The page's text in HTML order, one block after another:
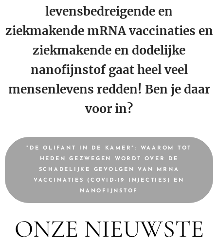
levensbedreigende en
ziekmakende mRNA vaccinaties en
ziekmakende en dodelijke
nanofijnstof gaat heel veel
mensenlevens redden! Ben je daar
voor in?
"DE OLIFANT IN DE KAMER": WAAROM TOT
HEDEN GEZWEGEN WORDT OVER DE
SCHADELIJKE GEVOLGEN VAN MRNA
VACCINATIES (COVID-19 INJECTIES) EN
NANOFIJNSTOF
ONZE NIEUWSTE